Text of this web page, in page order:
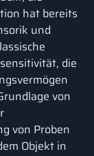
hat bereits
und
die
von
von Proben
Objekt in